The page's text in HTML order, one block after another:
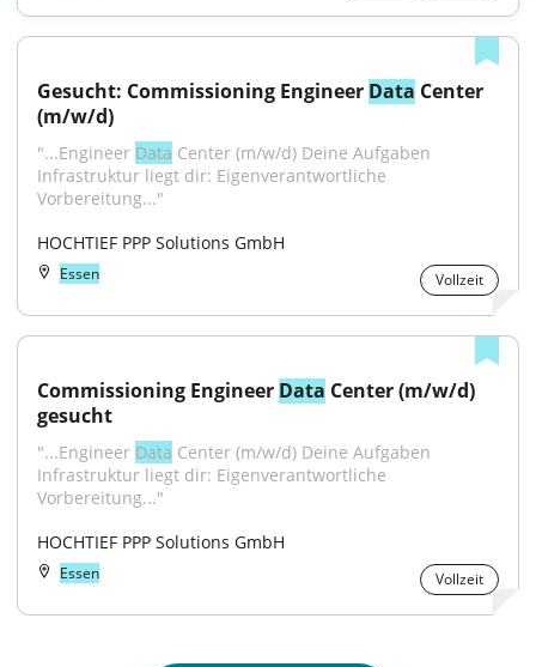
Gesucht: Commissioning Engineer Data Center
(m/w/d)
"...Engineer Data Center (m/w/d) Deine Aufgaben
Infrastruktur liegt dir: Eigenverantwortliche
Vorbereitung..."
HOCHTIEF PPP Solutions GmbH
Essen Vollzeit
Commissioning Engineer Data Center (m/w/d)
gesucht
"...Engineer Data Center (m/w/d) Deine Aufgaben
Infrastruktur liegt dir: Eigenverantwortliche
Vorbereitung..."
HOCHTIEF PPP Solutions GmbH
Essen Vollzeit